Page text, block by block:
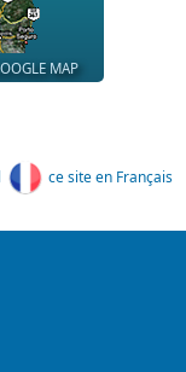
MAP
ce site en Français